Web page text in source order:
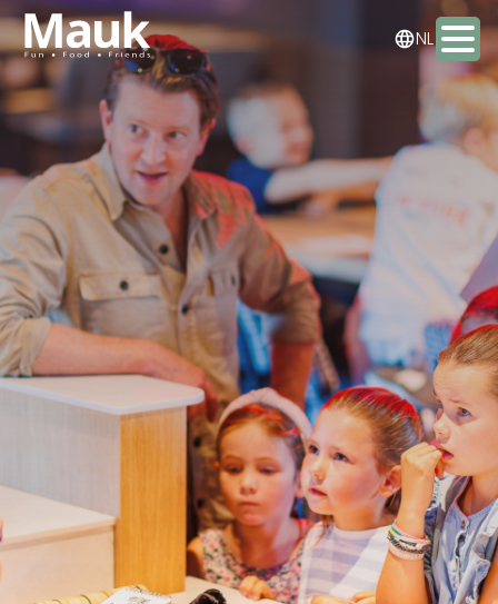
NL
DE
EN
Activiteiten
Arrangementen
Eten & drinken
Overnachten
Meeting & Events